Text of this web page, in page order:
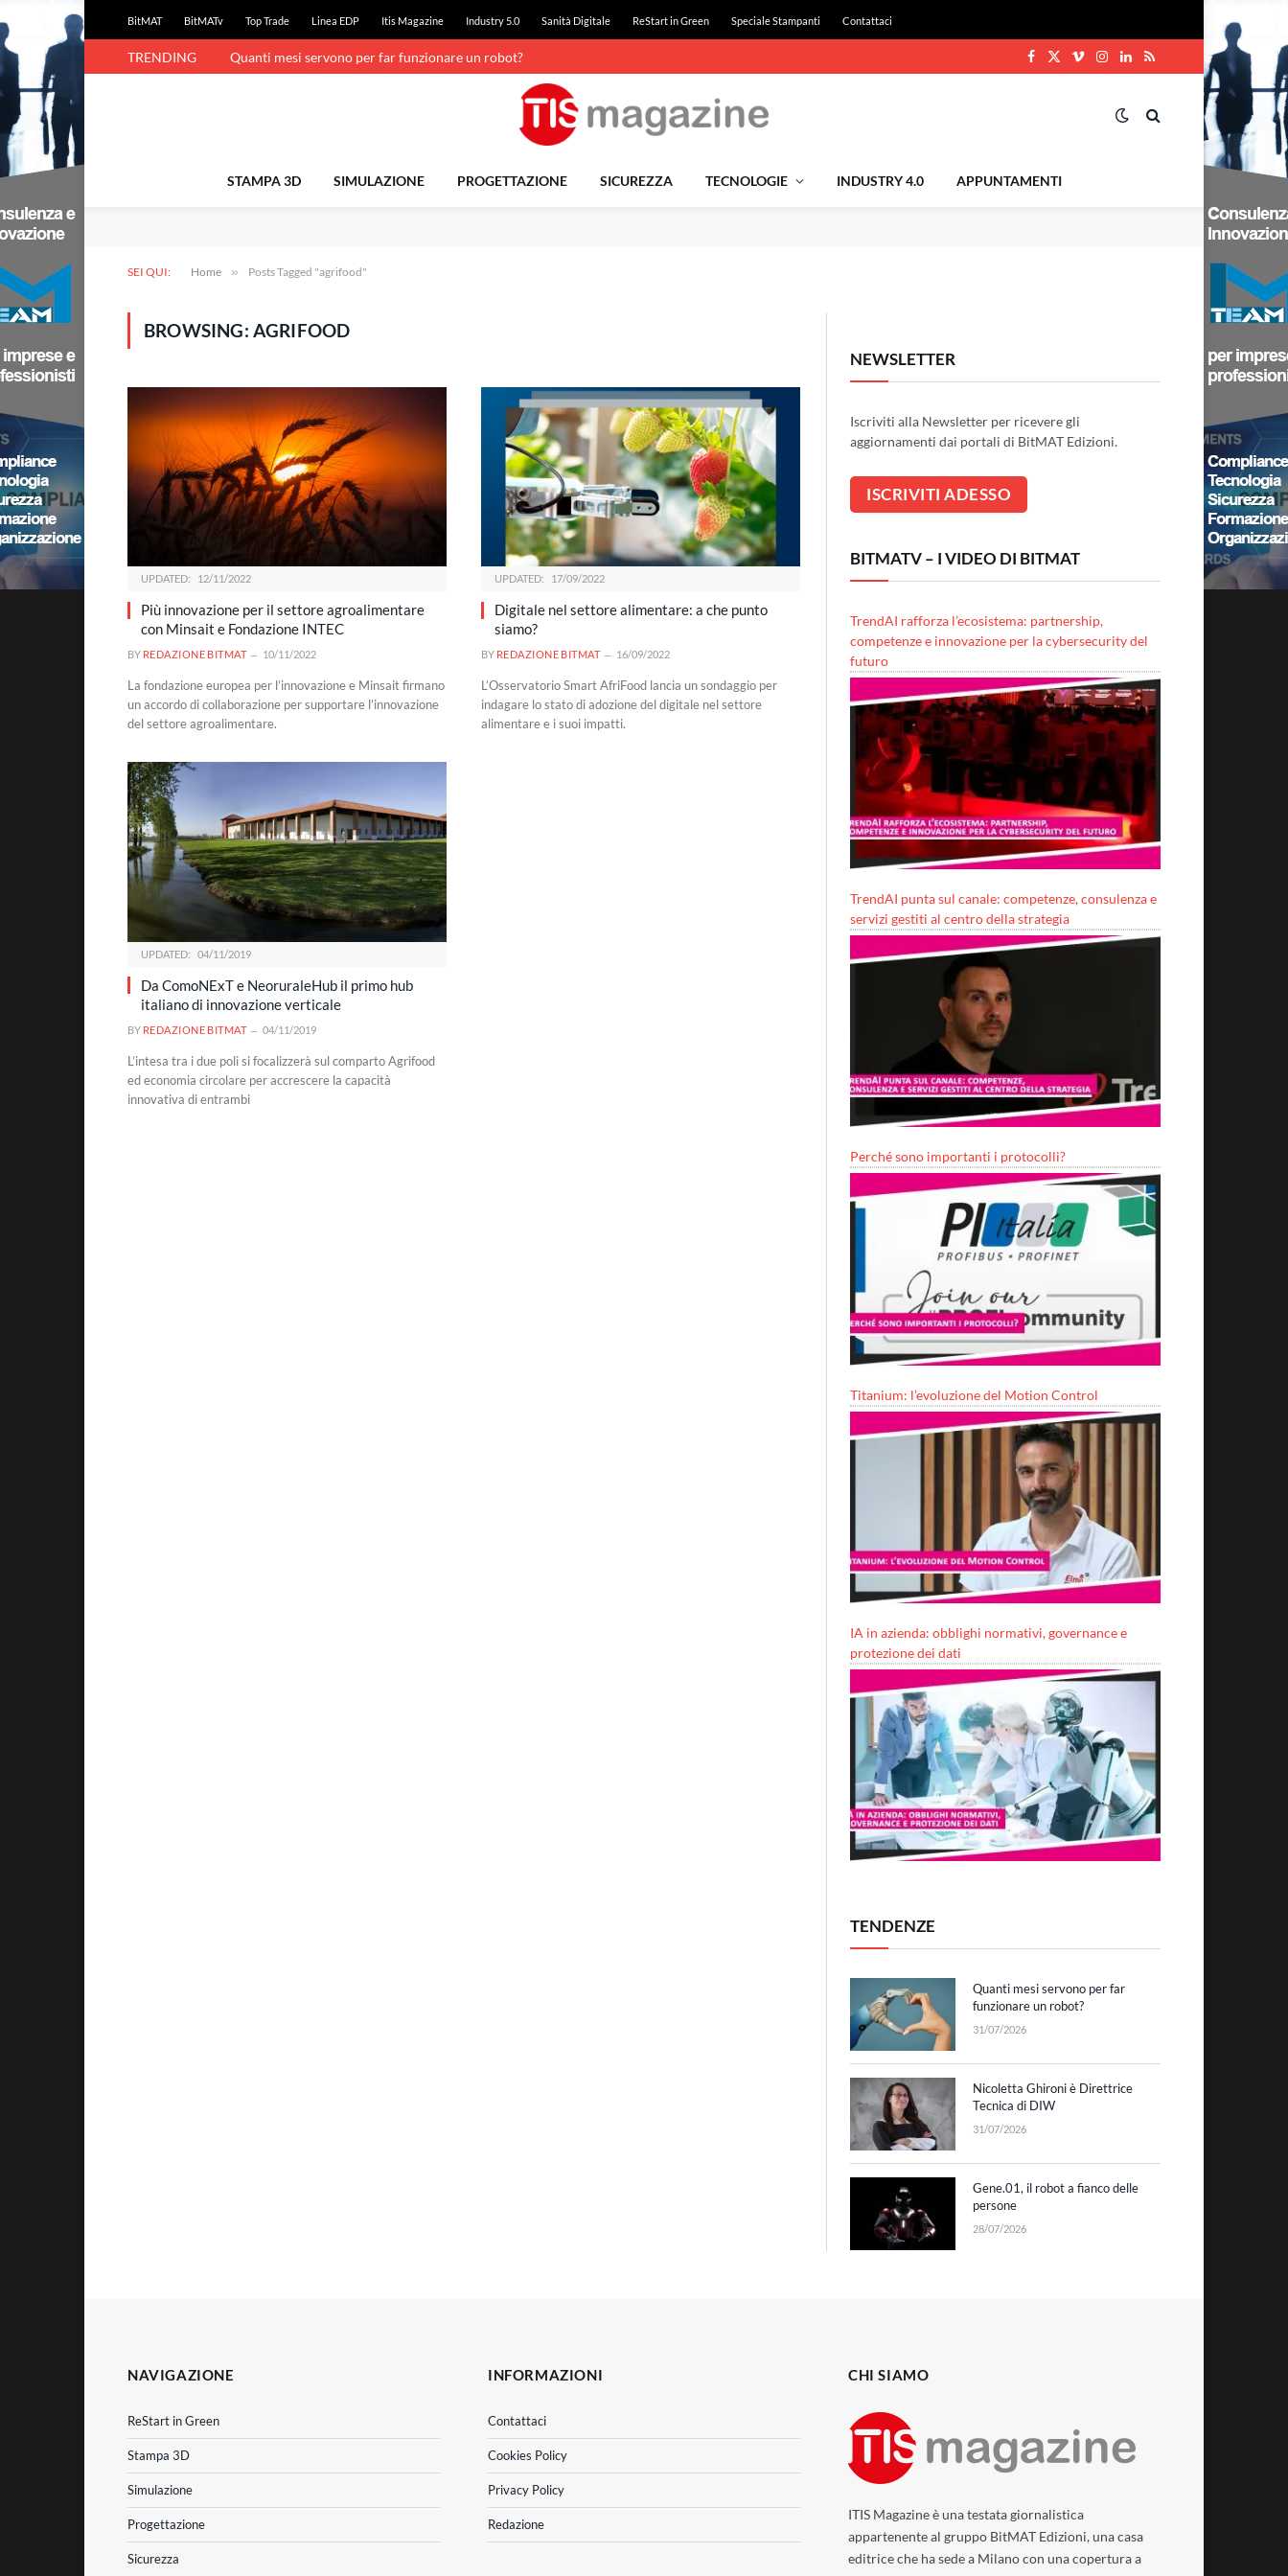
BitMAT BitMATv Top Trade Linea EDP Itis Magazine Industry 5.0 Sanità Digitale ReStart in Green Speciale Stampanti Contattaci
TRENDING Quanti mesi servono per far funzionare un robot?
Facebook
X
VimeoInstagram
LinkedIn
RSS
STAMPA 3D SIMULAZIONE PROGETTAZIONE SICUREZZA TECNOLOGIE INDUSTRY 4.0 APPUNTAMENTI
SEI QUI: Home » Posts Tagged "agrifood"
BROWSING: AGRIFOOD
UPDATED: 12/11/2022
Più innovazione per il settore agroalimentare
con Minsait e Fondazione INTEC
BY REDAZIONE BITMAT 10/11/2022
La fondazione europea per l’innovazione e Minsait firmano
un accordo di collaborazione per supportare l’innovazione
del settore agroalimentare.
UPDATED: 17/09/2022
Digitale nel settore alimentare: a che punto
siamo?
BY REDAZIONE BITMAT 16/09/2022
L’Osservatorio Smart AfriFood lancia un sondaggio per
indagare lo stato di adozione del digitale nel settore
alimentare e i suoi impatti.
UPDATED: 04/11/2019
Da ComoNExT e NeoruraleHub il primo hub
italiano di innovazione verticale
BY REDAZIONE BITMAT 04/11/2019
L’intesa tra i due poli si focalizzerà sul comparto Agrifood
ed economia circolare per accrescere la capacità
innovativa di entrambi
NEWSLETTER
Iscriviti alla Newsletter per ricevere gli
aggiornamenti dai portali di BitMAT Edizioni.
BITMATV – I VIDEO DI BITMAT
TrendAI rafforza l’ecosistema: partnership,
competenze e innovazione per la cybersecurity del
futuro
TrendAI punta sul canale: competenze, consulenza e
servizi gestiti al centro della strategia
Perché sono importanti i protocolli?
Titanium: l’evoluzione del Motion Control
IA in azienda: obblighi normativi, governance e
protezione dei dati
TENDENZE
Quanti mesi servono per far
funzionare un robot?
31/07/2026
Nicoletta Ghironi è Direttrice
Tecnica di DIW
31/07/2026
Gene.01, il robot a fianco delle
persone
28/07/2026
NAVIGAZIONE
ReStart in Green
Stampa 3D
Simulazione
Progettazione
Sicurezza
INFORMAZIONI
Contattaci
Cookies Policy
Privacy Policy
Redazione
CHI SIAMO
ITIS Magazine è una testata giornalistica
appartenente al gruppo BitMAT Edizioni, una casa
editrice che ha sede a Milano con una copertura a